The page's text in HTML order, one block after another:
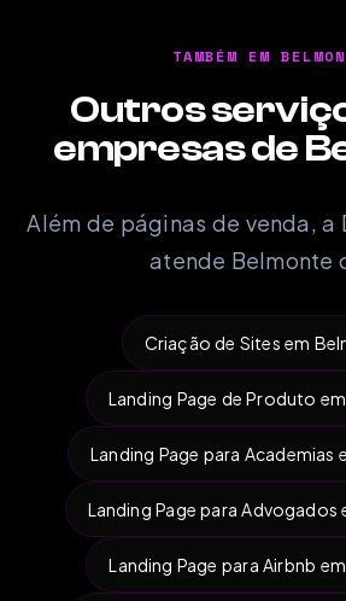
TAMBÉM EM
Outros
empresas de
Além de páginas de venda, a
atende Belmonte
Criação de Sites em
Landing Page de Produto
Landing Page para Academias
Landing Page para Advogados
Landing Page para Airbnb